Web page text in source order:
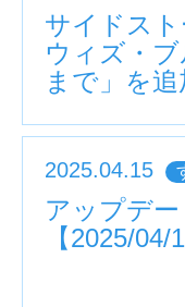
サイドス
ウィズ・
まで」を追
2025.04.15
アップデ
【2025/04/